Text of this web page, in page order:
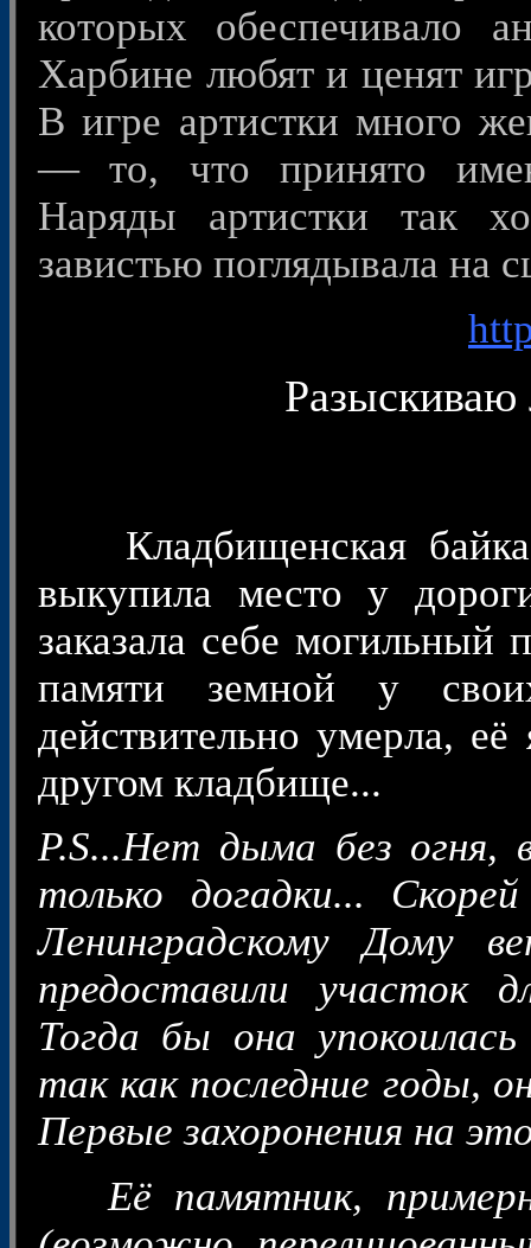
которых обеспечивало
Харбине любят и ценят
В игре артистки много
— то, что принято
Наряды артистки так
завистью поглядывала на
Кладбищенская
выкупила место у
заказала себе могильный
памяти земной у
действительно умерла,
другом кладбище...
P.S...Нет дыма без
только догадки...
Ленинградскому Дому
предоставили участок
Тогда бы она
так как последние годы,
Первые захоронения на
Её памятник,